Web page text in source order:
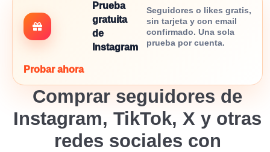
Comprar seguidores de
Instagram, TikTok, X y otras
redes sociales con
Prueba
gratuita
de
Instagram
Seguidores o likes gratis,
sin tarjeta y con email
confirmado. Una sola
prueba por cuenta.
Probar ahora